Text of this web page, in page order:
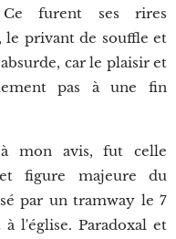
Ce furent ses rires
privant de souffle et
car le plaisir et
pas à une fin
mon avis, fut celle
figure majeure du
par un tramway le 7
l'église. Paradoxal et